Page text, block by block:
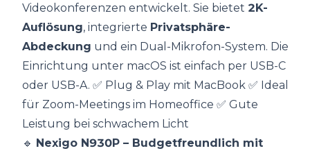
Videokonferenzen entwickelt. Sie bietet 2K-
Auflösung, integrierte Privatsphäre-
Abdeckung und ein Dual-Mikrofon-System. Die
Einrichtung unter macOS ist einfach per USB-C
oder USB-A. ✅ Plug & Play mit MacBook ✅ Ideal
für Zoom-Meetings im Homeoffice ✅ Gute
Leistung bei schwachem Licht
🔹 Nexigo N930P – Budgetfreundlich mit